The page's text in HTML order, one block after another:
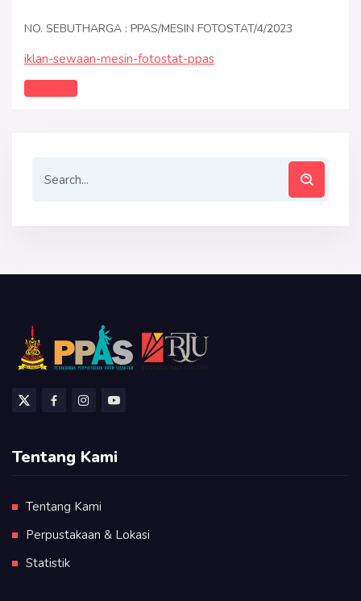
NO. SEBUTHARGA : PPAS/MESIN FOTOSTAT/4/2023
iklan-sewaan-mesin-fotostat-ppas
Tentang Kami
Tentang Kami
Perpustakaan & Lokasi
Statistik